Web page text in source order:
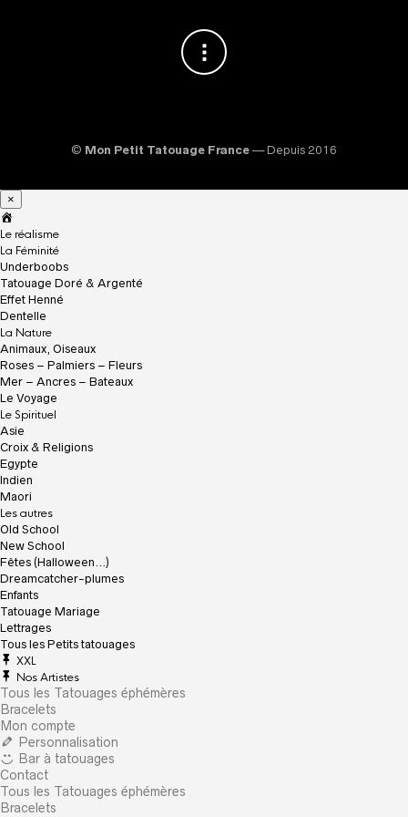
© Mon Petit Tatouage France — Depuis 2016
×
c
c
u
e
i
l
Le réalisme
La Féminité
Underboobs
Tatouage Doré & Argenté
Effet Henné
Dentelle
La Nature
Animaux, Oiseaux
Roses – Palmiers – Fleurs
Mer – Ancres – Bateaux
Le Voyage
Le Spirituel
Asie
Croix & Religions
Egypte
Indien
Maori
Les autres
Old School
New School
Fêtes (Halloween…)
Dreamcatcher-plumes
Enfants
Tatouage Mariage
Lettrages
Tous les Petits tatouages
XXL
Nos Artistes
Tous les Tatouages éphémères
Bracelets
Mon compte
Personnalisation
Bar à tatouages
Contact
Tous les Tatouages éphémères
Bracelets